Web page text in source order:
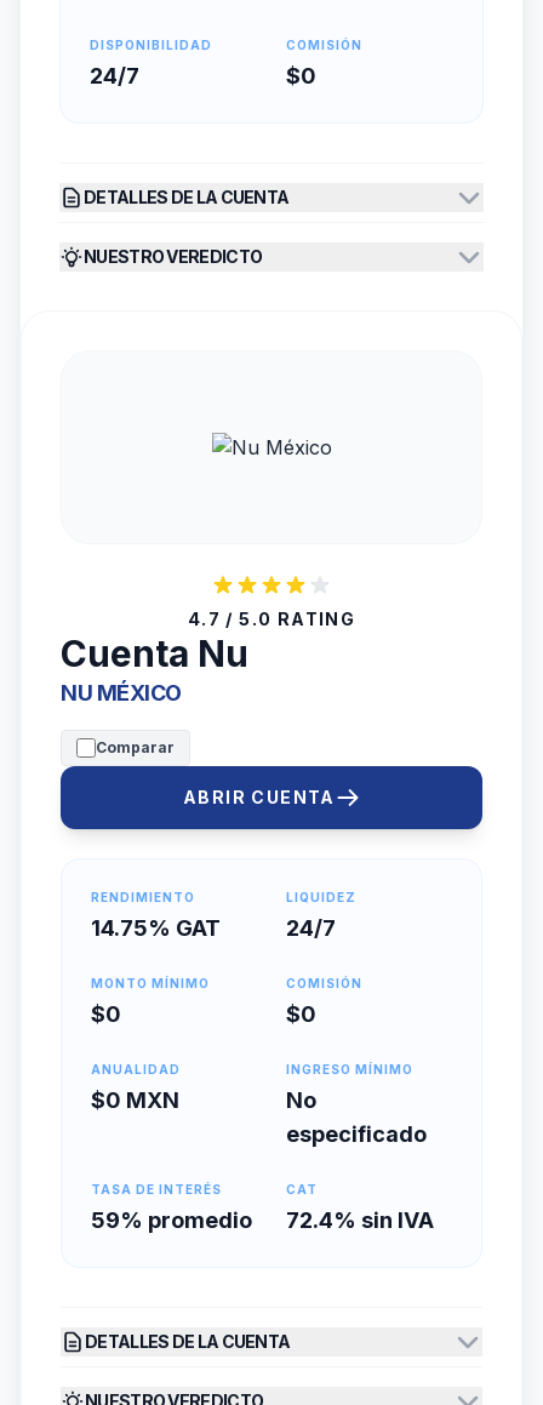
DISPONIBILIDAD
24/7
COMISIÓN
$0
DETALLES DE LA CUENTA
NUESTRO VEREDICTO
4.7 / 5.0 RATING
Cuenta Nu
NU MÉXICO
Comparar
ABRIR CUENTA
RENDIMIENTO
14.75% GAT
LIQUIDEZ
24/7
MONTO MÍNIMO
$0
COMISIÓN
$0
ANUALIDAD
$0 MXN
INGRESO MÍNIMO
No
especificado
TASA DE INTERÉS
59% promedio
CAT
72.4% sin IVA
DETALLES DE LA CUENTA
NUESTRO VEREDICTO